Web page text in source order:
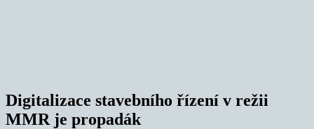
Digitalizace stavebního řízení v režii
MMR je propadák